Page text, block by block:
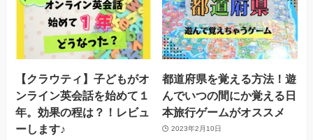
【クラウティ】子どもがオ
ンライン英会話を始めて１
年。効果の程は？！レビュ
ーします♪
都道府県を覚える方法！遊
んでいつの間にか覚える日
本旅行ゲームがオススメ
2023年2月10日